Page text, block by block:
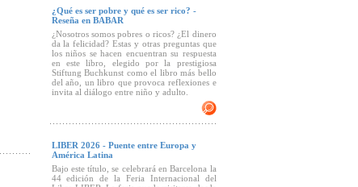
¿Qué es ser pobre y qué es ser rico? -
Reseña en BABAR
¿Nosotros somos pobres o ricos? ¿El dinero
da la felicidad? Estas y otras preguntas que
los niños se hacen encuentran su respuesta
en este libro, elegido por la prestigiosa
Stiftung Buchkunst como el libro más bello
del año, un libro que provoca reflexiones e
invita al diálogo entre niño y adulto.
LIBER 2026 - Puente entre Europa y
América Latina
Bajo este título, se celebrará en Barcelona la
44 edición de la Feria Internacional del